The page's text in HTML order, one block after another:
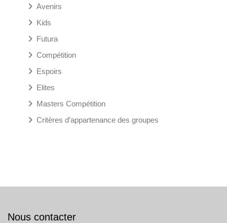
Avenirs
Kids
Futura
Compétition
Espoirs
Elites
Masters Compétition
Critères d’appartenance des groupes
Nous contacter